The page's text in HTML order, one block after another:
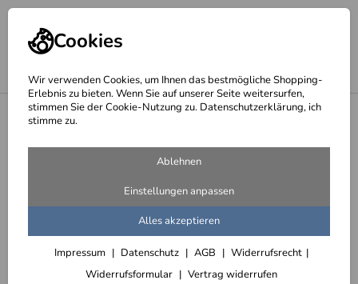
Cookies
Wir verwenden Cookies, um Ihnen das bestmögliche Shopping-
Erlebnis zu bieten. Wenn Sie auf unserer Seite weitersurfen,
stimmen Sie der Cookie-Nutzung zu. Datenschutzerklärung, ich
stimme zu.
Ablehnen
Einstellungen anpassen
Alles akzeptieren
Impressum Datenschutz AGB
Widerrufsrecht
Widerrufsformular
Vertrag widerrufen
Verschiedene Arbeiten